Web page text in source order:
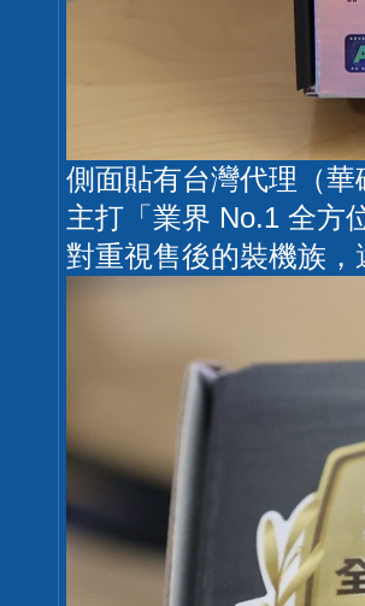
側面貼有台灣代理（華
主打「業界 No.1 全方
對重視售後的裝機族